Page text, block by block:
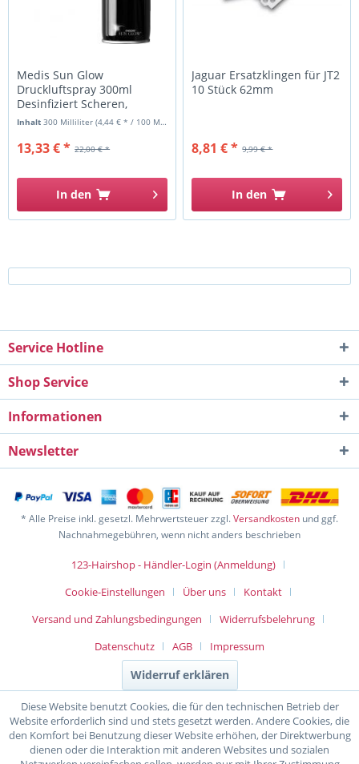
Medis Sun Glow
Druckluftspray 300ml
Desinfiziert Scheren,
Tastaturen,...
Inhalt300 Milliliter(4,44 € * / 100 Milliliter)
22,00 € *
13,33 € *
In den
Jaguar Ersatzklingen für JT2
10 Stück 62mm
9,99 € *
8,81 € *
In den
Service Hotline
Shop Service
Informationen
Newsletter
* Alle Preise inkl. gesetzl. Mehrwertsteuer zzgl.Versandkosten und ggf.
Nachnahmegebühren, wenn nicht anders beschrieben
123-Hairshop - Händler-Login (Anmeldung)
Cookie-Einstellungen
Über uns
Kontakt
Versand und Zahlungsbedingungen
Widerrufsbelehrung
Datenschutz
AGB Impressum
Widerruf erklären
Diese Website benutzt Cookies, die für den technischen Betrieb der
Website erforderlich sind und stets gesetzt werden. Andere Cookies, die
den Komfort bei Benutzung dieser Website erhöhen, der Direktwerbung
dienen oder die Interaktion mit anderen Websites und sozialen